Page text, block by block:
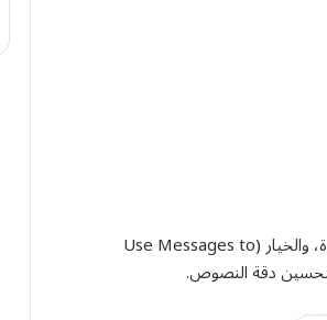
والذي يتيح استخدام التسجيلات الصوتية الخاصة بالمستخدم لتطوير وظائف جديدة، والخيار (Use Messages to